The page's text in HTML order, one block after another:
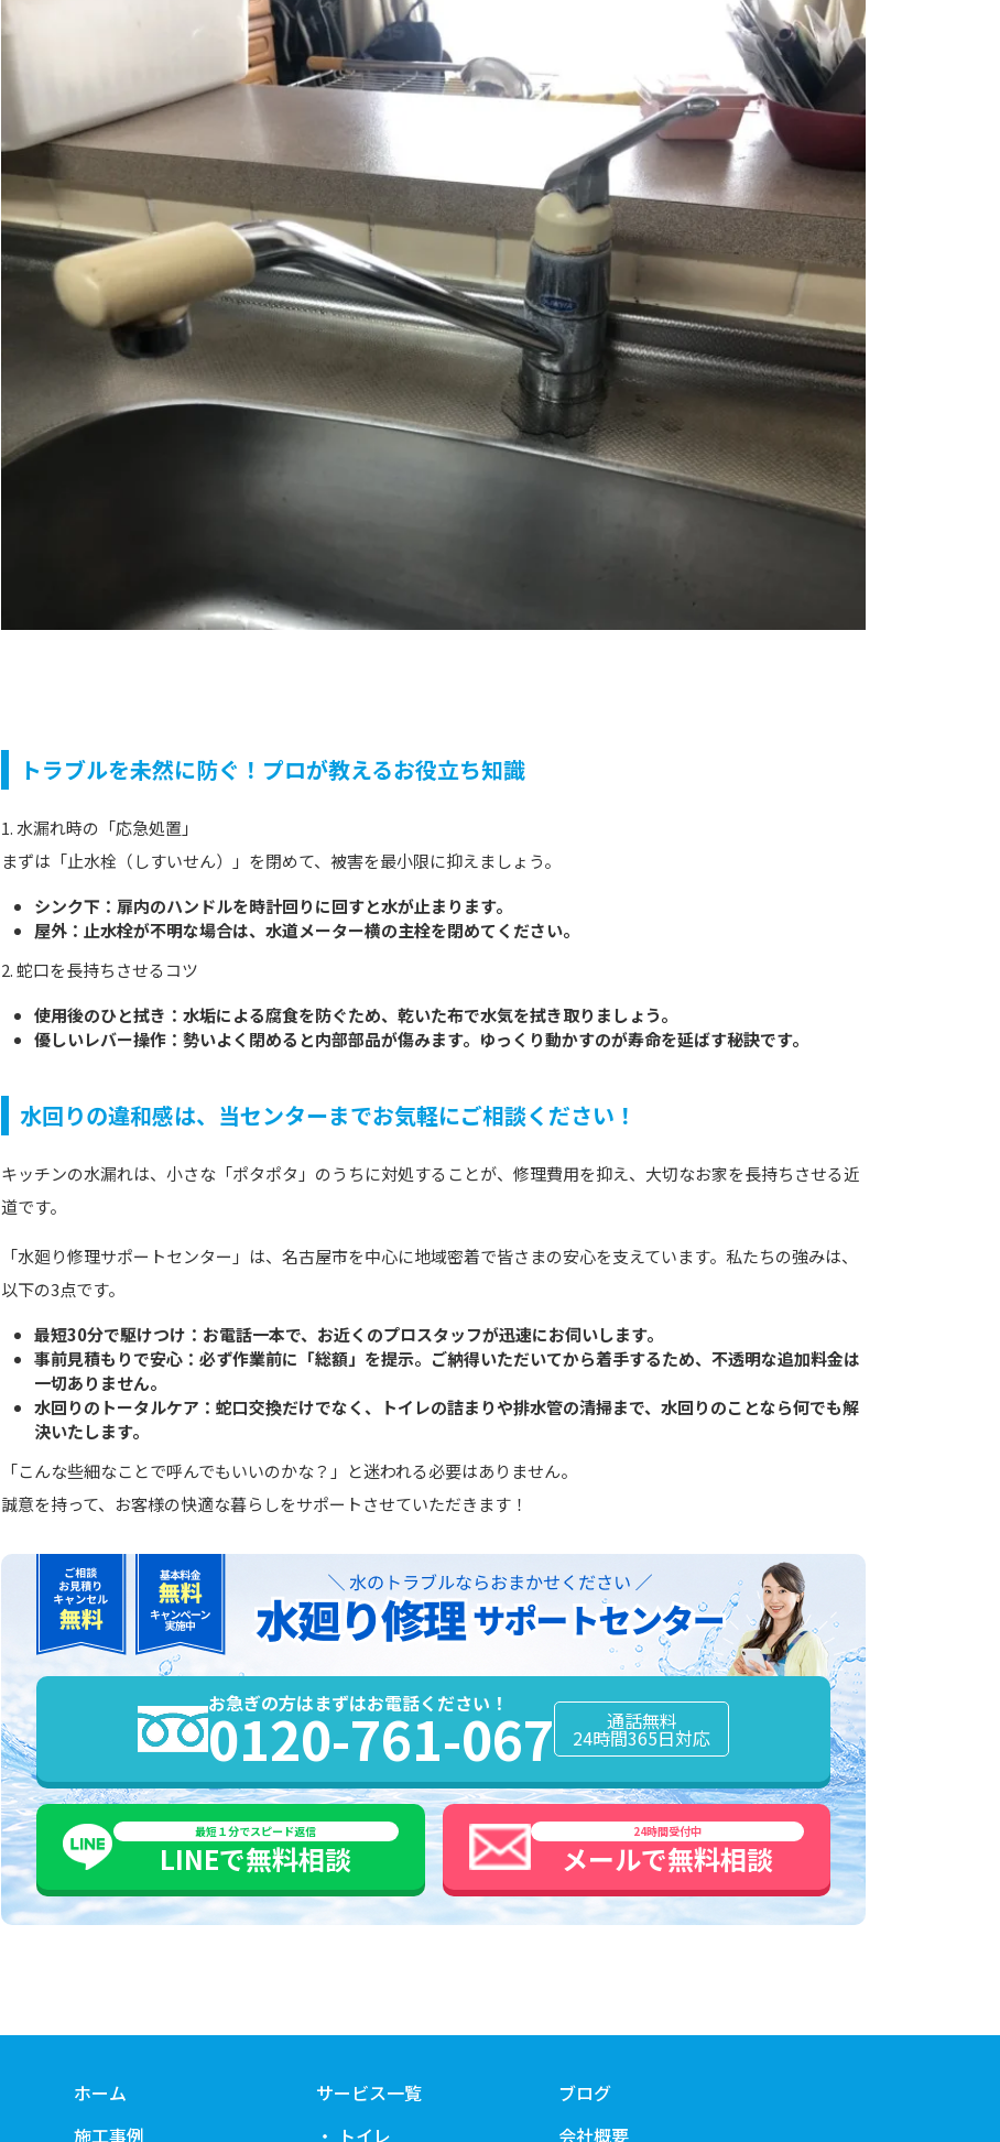
トラブルを未然に防ぐ！プロが教えるお役立ち知識
1. 水漏れ時の「応急処置」
まずは「止水栓（しすいせん）」を閉めて、被害を最小限に抑えましょう。
シンク下：扉内のハンドルを時計回りに回すと水が止まります。
屋外：止水栓が不明な場合は、水道メーター横の主栓を閉めてください。
2. 蛇口を長持ちさせるコツ
使用後のひと拭き：水垢による腐食を防ぐため、乾いた布で水気を拭き取りましょう。
優しいレバー操作：勢いよく閉めると内部部品が傷みます。ゆっくり動かすのが寿命を延ばす秘訣です。
水回りの違和感は、当センターまでお気軽にご相談ください！
キッチンの水漏れは、小さな「ポタポタ」のうちに対処することが、修理費用を抑え、大切なお家を長持ちさせる近
道です。
「水廻り修理サポートセンター」は、名古屋市を中心に地域密着で皆さまの安心を支えています。私たちの強みは、
以下の3点です。
最短30分で駆けつけ：お電話一本で、お近くのプロスタッフが迅速にお伺いします。
事前見積もりで安心：必ず作業前に「総額」を提示。ご納得いただいてから着手するため、不透明な追加料金は
一切ありません。
水回りのトータルケア：蛇口交換だけでなく、トイレの詰まりや排水管の清掃まで、水回りのことなら何でも解
決いたします。
「こんな些細なことで呼んでもいいのかな？」と迷われる必要はありません。
誠意を持って、お客様の快適な暮らしをサポートさせていただきます！
お急ぎの方はまずはお電話ください！
0120-761-067 通話無料
24時間365日対応
最短１分でスピード返信
LINEで無料相談
24時間受付中
メールで無料相談
ホーム
施工事例
サービス一覧
トイレ
ブログ
会社概要